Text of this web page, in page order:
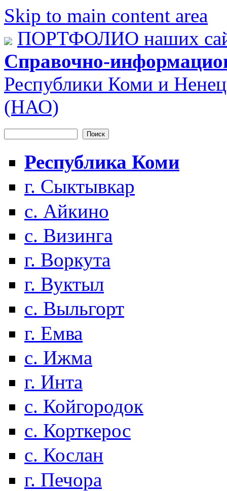
Skip to main content area
ПОРТФОЛИО наших
Справочно-
Республики Коми и
(НАО)
Форма поиска
Республика Коми
г. Сыктывкар
с. Айкино
с. Визинга
г. Воркута
г. Вуктыл
с. Выльгорт
г. Емва
с. Ижма
г. Инта
с. Койгородок
с. Корткерос
с. Кослан
г. Печора